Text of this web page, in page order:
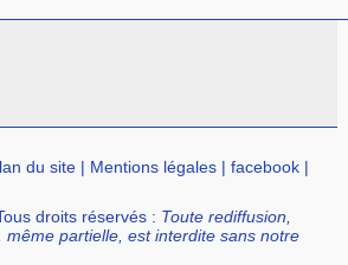
du site | Mentions légales |facebook |
droits réservés : Toute rediffusion,
même partielle, est interdite sans notre